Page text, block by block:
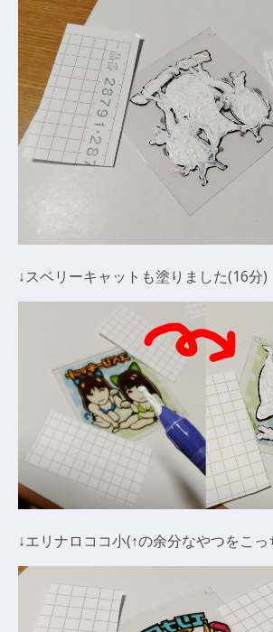
↓スベリーキャットも塗りました(16分)
↓エリナロココ小(↑の余分なやつをこ